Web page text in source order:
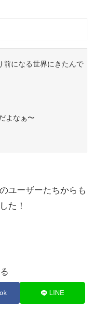
前になる世界にきたんで
よなぁ〜
ユーザーたちからも
た！
LINE